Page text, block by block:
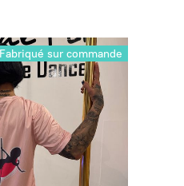
Fabriqué sur commande